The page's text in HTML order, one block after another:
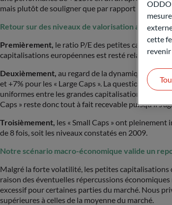
mais plutôt de souligner que par rapport aux
Retour sur des niveaux de valorisation attractifs
Premièrement, le ratio P/E des petites
capitalisations européennes est resté relativement
Deuxièmement, au regard de la dynamique des
et +7% pour les « Large Caps ». La question est
uniformes entre les grandes capitalisations et les
Caps » reste donc tout à fait recevable puisqu’il
Troisièmement, les « Small Caps » ont
de 8 fois, soit les niveaux constatés en 2009.
Notre scénario macro-économique valide un
Malgré la forte volatilité, les petites
raison des éventuelles répercussions
excessif pour certaines parties du marché. Nous
supérieures à celles de la moyenne du marché.
ODDO
cette